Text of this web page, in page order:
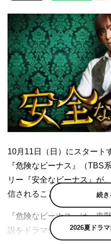
10月11日（日）にスタート
『危険なビーナス』（TBS
リー『安全なビーナス』が
信されることが決定した。
『危険なビーナス』は、東
説をドラマ化。ある失踪事
続き
2026夏ドラ